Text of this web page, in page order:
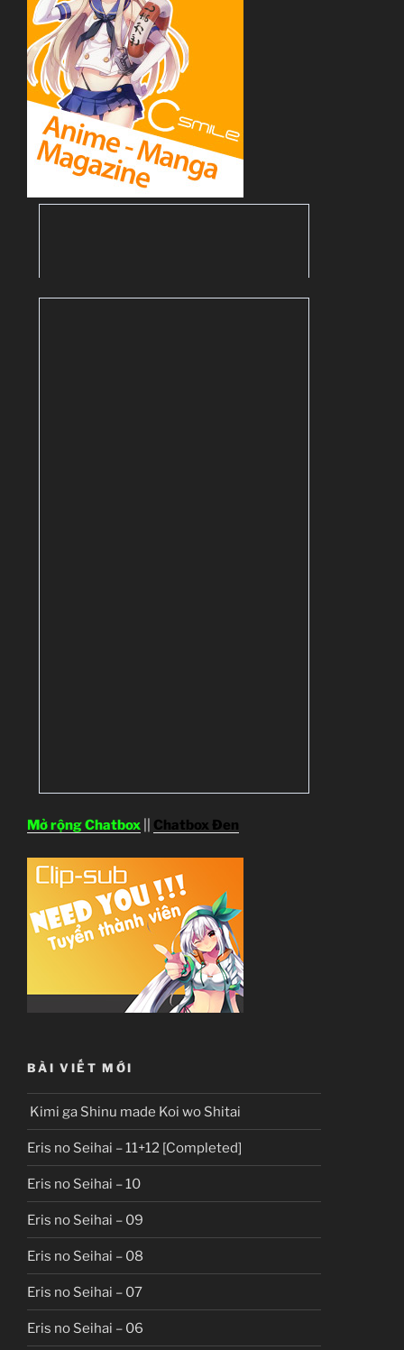
Mở rộng Chatbox Chatbox Đen
BÀI VIẾT MỚI
Kimi ga Shinu made Koi wo Shitai
Eris no Seihai – 11+12 [Completed]
Eris no Seihai – 10
Eris no Seihai – 09
Eris no Seihai – 08
Eris no Seihai – 07
Eris no Seihai – 06